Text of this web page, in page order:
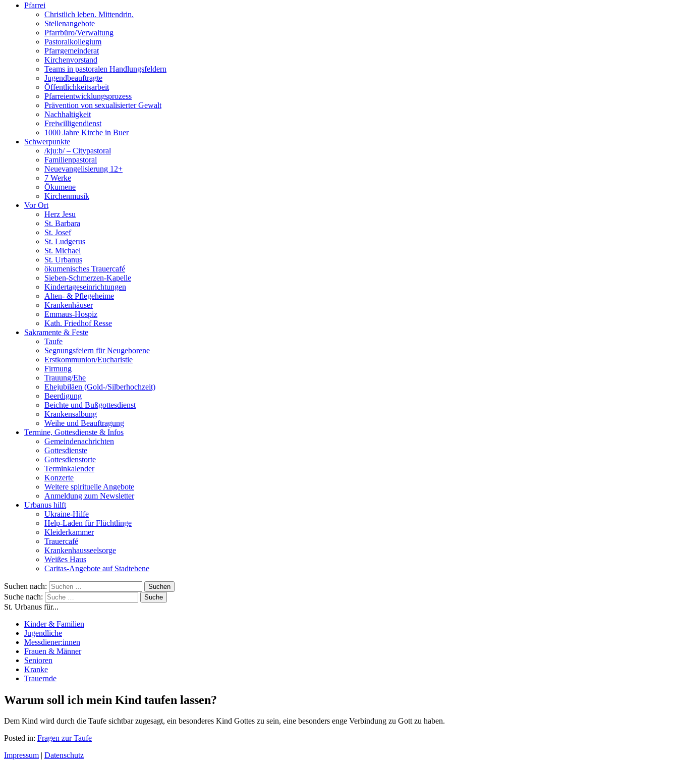
Pfarrei
Christlich leben. Mittendrin.
Stellenangebote
Pfarrbüro/Verwaltung
Pastoralkollegium
Pfarrgemeinderat
Kirchenvorstand
Teams in pastoralen Handlungsfeldern
Jugendbeauftragte
Öffentlichkeitsarbeit
Pfarreientwicklungsprozess
Prävention von sexualisierter Gewalt
Nachhaltigkeit
Freiwilligendienst
1000 Jahre Kirche in Buer
Schwerpunkte
/kju:b/ – Citypastoral
Familienpastoral
Neuevangelisierung 12+
7 Werke
Ökumene
Kirchenmusik
Vor Ort
Herz Jesu
St. Barbara
St. Josef
St. Ludgerus
St. Michael
St. Urbanus
ökumenisches Trauercafé
Sieben-Schmerzen-Kapelle
Kindertageseinrichtungen
Alten- & Pflegeheime
Krankenhäuser
Emmaus-Hospiz
Kath. Friedhof Resse
Sakramente & Feste
Taufe
Segnungsfeiern für Neugeborene
Erstkommunion/Eucharistie
Firmung
Trauung/Ehe
Ehejubiläen (Gold-/Silberhochzeit)
Beerdigung
Beichte und Bußgottesdienst
Krankensalbung
Weihe und Beauftragung
Termine, Gottesdienste & Infos
Gemeindenachrichten
Gottesdienste
Gottesdienstorte
Terminkalender
Konzerte
Weitere spirituelle Angebote
Anmeldung zum Newsletter
Urbanus hilft
Ukraine-Hilfe
Help-Laden für Flüchtlinge
Kleiderkammer
Trauercafé
Krankenhausseelsorge
Weißes Haus
Caritas-Angebote auf Stadtebene
Suchen nach:
Suche nach:
St. Urbanus für...
Kinder & Familien
Jugendliche
Messdiener:innen
Frauen & Männer
Senioren
Kranke
Trauernde
Warum soll ich mein Kind taufen las­sen?
Dem Kind wird durch die Taufe sicht­bar zugesagt, ein besonderes Kind Gottes zu sein, eine besonders enge Verbindung zu Gott zu haben.
Posted in: Fragen zur Taufe
Impressum | Datenschutz